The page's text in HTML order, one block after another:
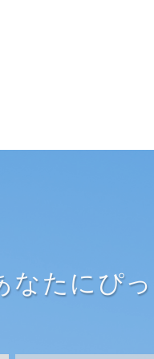
なたにぴ